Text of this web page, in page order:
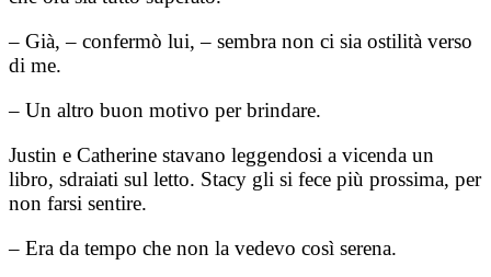
– Già, – confermò lui, – sembra non ci sia ostilità verso
di me.
– Un altro buon motivo per brindare.
Justin e Catherine stavano leggendosi a vicenda un
libro, sdraiati sul letto. Stacy gli si fece più prossima, per
non farsi sentire.
– Era da tempo che non la vedevo così serena.